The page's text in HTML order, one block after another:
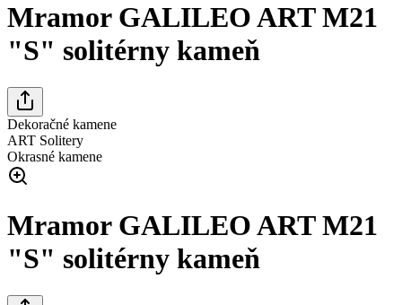
Mramor GALILEO ART M21
"S" solitérny kameň
Dekoračné kamene
ART Solitery
Okrasné kamene
Mramor GALILEO ART M21
"S" solitérny kameň